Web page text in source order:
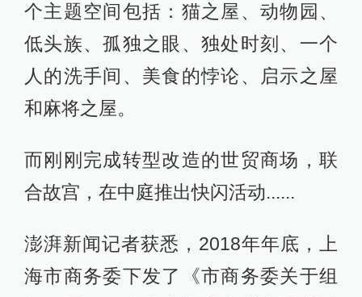
个主题空间包括：猫之屋、动物园、
低头族、孤独之眼、独处时刻、一个
人的洗手间、美食的悖论、启示之屋
和麻将之屋。
而刚刚完成转型改造的世贸商场，联
合故宫，在中庭推出快闪活动......
澎湃新闻记者获悉，2018年年底，上
海市商务委下发了《市商务委关于组